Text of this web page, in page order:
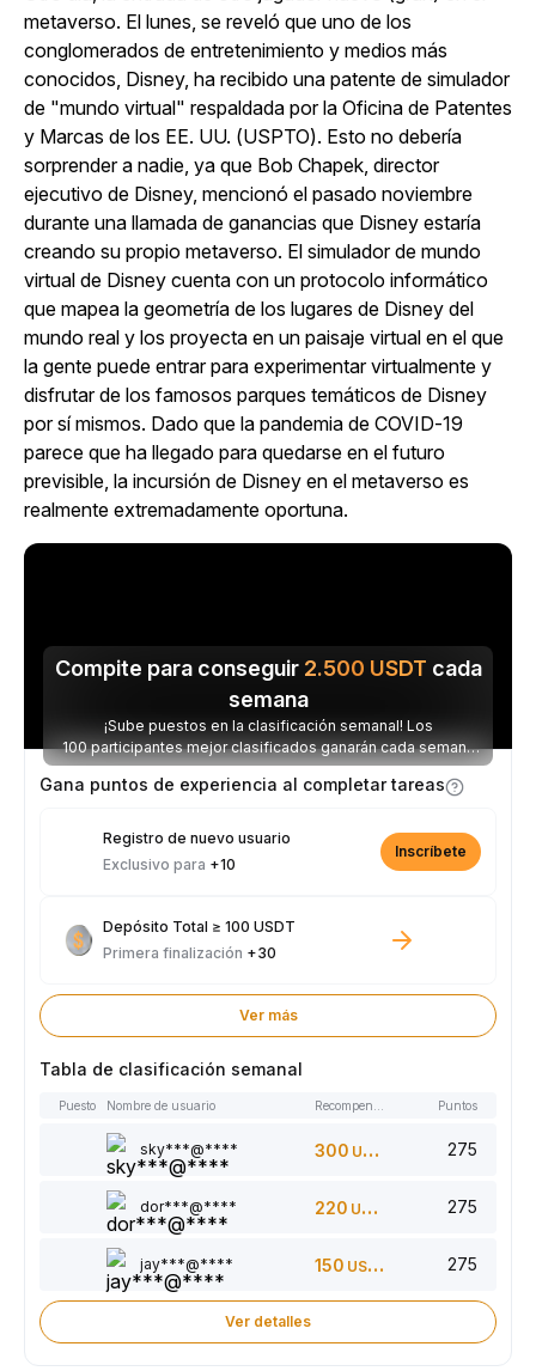
metaverso. El lunes, se reveló que uno de los
conglomerados de entretenimiento y medios más
conocidos, Disney, ha recibido una patente de simulador
de "mundo virtual" respaldada por la Oficina de Patentes
y Marcas de los EE. UU. (USPTO). Esto no debería
sorprender a nadie, ya que Bob Chapek, director
ejecutivo de Disney, mencionó el pasado noviembre
durante una llamada de ganancias que Disney estaría
creando su propio metaverso. El simulador de mundo
virtual de Disney cuenta con un protocolo informático
que mapea la geometría de los lugares de Disney del
mundo real y los proyecta en un paisaje virtual en el que
la gente puede entrar para experimentar virtualmente y
disfrutar de los famosos parques temáticos de Disney
por sí mismos. Dado que la pandemia de COVID-19
parece que ha llegado para quedarse en el futuro
previsible, la incursión de Disney en el metaverso es
realmente extremadamente oportuna.
Compite para conseguir 2.500 USDT cada
semana
¡Sube puestos en la clasificación semanal! Los
100 participantes mejor clasificados ganarán cada semana
parte de los 2.500 USDT disponibles.
Gana puntos de experiencia al completar tareas
Registro de nuevo usuario
Exclusivo para +10
Inscríbete
Depósito Total ≥ 100 USDT
Primera finalización +30
Ver más
Tabla de clasificación semanal
Puesto Nombre de usuario Puntos
sky***@**** 300 USDT 275
dor***@**** 220 USDT 275
jay***@**** 150 USDT 275
Ver detalles